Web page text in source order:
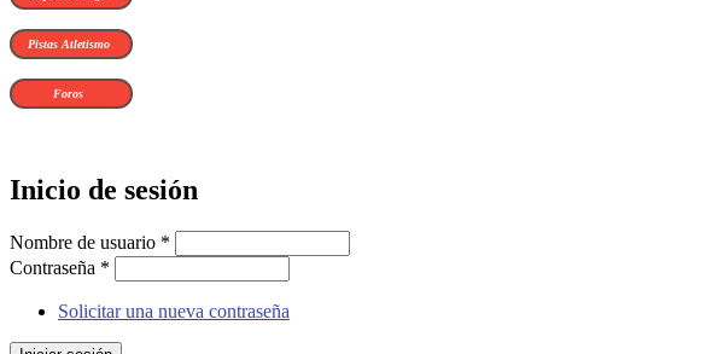
Pistas Atletismo
Foros
Inicio de sesión
Nombre de usuario *
Contraseña *
Solicitar una nueva contraseña